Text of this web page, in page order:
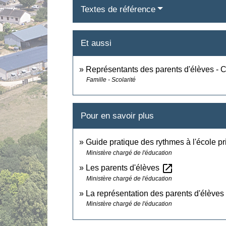
Textes de référence
Et aussi
Représentants des parents d'élèves -
Famille - Scolarité
Pour en savoir plus
Guide pratique des rythmes à l'école
Ministère chargé de l'éducation
Les parents d'élèves open_in_new
Ministère chargé de l'éducation
La représentation des parents d'élèves
Ministère chargé de l'éducation